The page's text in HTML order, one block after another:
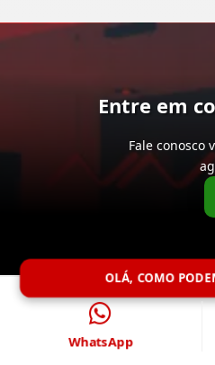
Entre em
Fale conosco
OLÁ, COMO
WhatsApp